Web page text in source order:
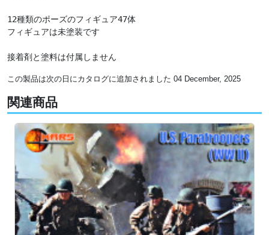
12種類のポーズのフィギュア47体
フィギュアは未塗装です
接着剤と塗料は付属しません
この製品は次の日にカタログに追加されました 04 December, 2025
関連商品